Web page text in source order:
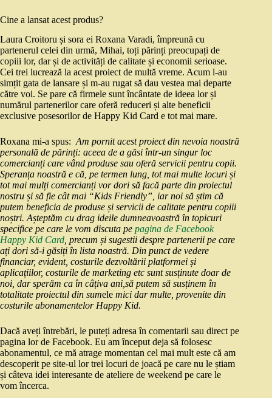
Cine a lansat acest produs?
Laura Croitoru și sora ei Roxana Varadi, împreună cu
partenerul celei din urmă, Mihai, toți părinți preocupați de
copiii lor, dar și de activități de calitate și economii serioase.
Cei trei lucrează la acest proiect de multă vreme. Acum l-au
simțit gata de lansare și m-au rugat să dau vestea mai departe
către voi. Se pare că firmele sunt încântate de ideea lor și
numărul partenerilor care oferă reduceri și alte beneficii
exclusive posesorilor de Happy Kid Card e tot mai mare.
Roxana mi-a spus:Am pornit acest proiect din nevoia noastră
personală de părinți: aceea de a găsi într-un singur loc
comercianți care vând produse sau oferă servicii pentru copii.
Speranța noastră e că, pe termen lung, tot mai multe locuri și
tot mai mulți comercianți vor dori să facă parte din proiectul
nostru și să fie cât mai “Kids Friendly”, iar noi să știm că
putem beneficia de produse și servicii de calitate pentru copiii
noștri.Așteptăm cu drag ideile dumneavoastră în topicuri
specifice pe care le vom discuta pe pagina de Facebook
Happy Kid Card, precum și sugestii despre partenerii pe care
ați dori să-i găsiți în lista noastră. Din punct de vedere
financiar, evident, costurile dezvoltării platformei și
aplicațiilor, costurile de marketing etc sunt susținute doar de
noi, dar sperăm ca în câțiva ani,să putem să susținem în
totalitate proiectul din sumele mici dar multe, provenite din
costurile abonamentelor Happy Kid.
Dacă aveți întrebări, le puteți adresa în comentarii sau direct pe
pagina lor de Facebook. Eu am început deja să folosesc
abonamentul, ce mă atrage momentan cel mai mult este că am
descoperit pe site-ul lor trei locuri de joacă pe care nu le știam
și câteva idei interesante de ateliere de weekend pe care le
vom încerca.